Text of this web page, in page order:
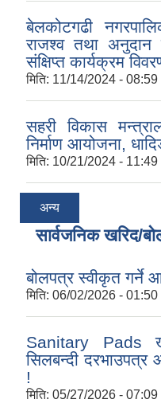
बेलकोटगढी
राजश्व तथा अनुदान
संक्षिप्त कार्यक्रम
मिति: 11/14/2024 - 08:59
सहरी विकास
निर्माण आयोजना,
मिति: 10/21/2024 - 11:49
अन्य
सार्वजनिक खरिद/
बोलपत्र स्वीकृत गर्ने
मिति: 06/02/2026 - 01:50
Sanitary Pads
सिलबन्दी दरभाउपत्र
!
मिति: 05/27/2026 - 07:09